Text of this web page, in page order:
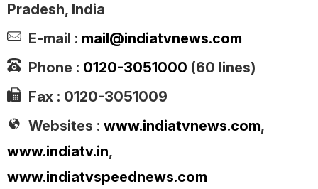
Pradesh, India
E-mail : mail@indiatvnews.com
Phone : 0120-3051000 (60 lines)
Fax : 0120-3051009
Websites : www.indiatvnews.com,
www.indiatv.in,
www.indiatvspeednews.com